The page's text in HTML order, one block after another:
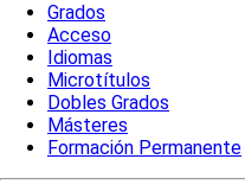
Grados
Acceso
Idiomas
Microtítulos
Dobles Grados
Másteres
Formación Permanente